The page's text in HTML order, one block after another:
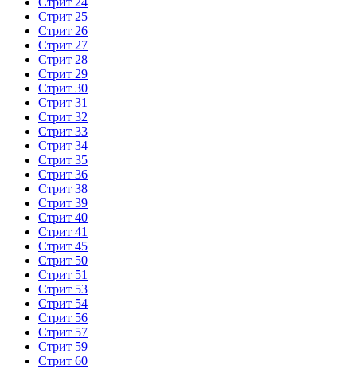
Стрит 25
Стрит 26
Стрит 27
Стрит 28
Стрит 29
Стрит 30
Стрит 31
Стрит 32
Стрит 33
Стрит 34
Стрит 35
Стрит 36
Стрит 38
Стрит 39
Стрит 40
Стрит 41
Стрит 45
Стрит 50
Стрит 51
Стрит 53
Стрит 54
Стрит 56
Стрит 57
Стрит 59
Стрит 60